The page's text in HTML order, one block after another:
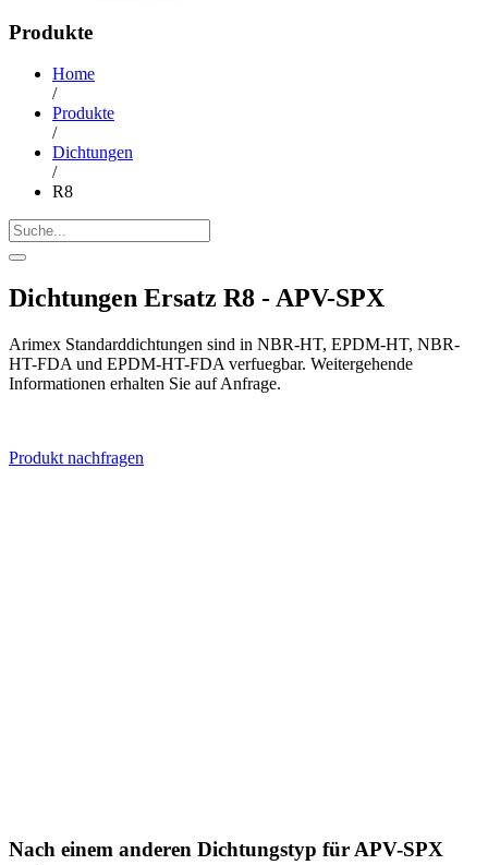
Produkte
Home
/
Produkte
/
Dichtungen
/
R8
Dichtungen Ersatz R8 - APV-SPX
Arimex Standarddichtungen sind in NBR-HT, EPDM-HT, NBR-
HT-FDA und EPDM-HT-FDA verfuegbar. Weitergehende
Informationen erhalten Sie auf Anfrage.
Produkt nachfragen
Nach einem anderen Dichtungstyp für APV-SPX